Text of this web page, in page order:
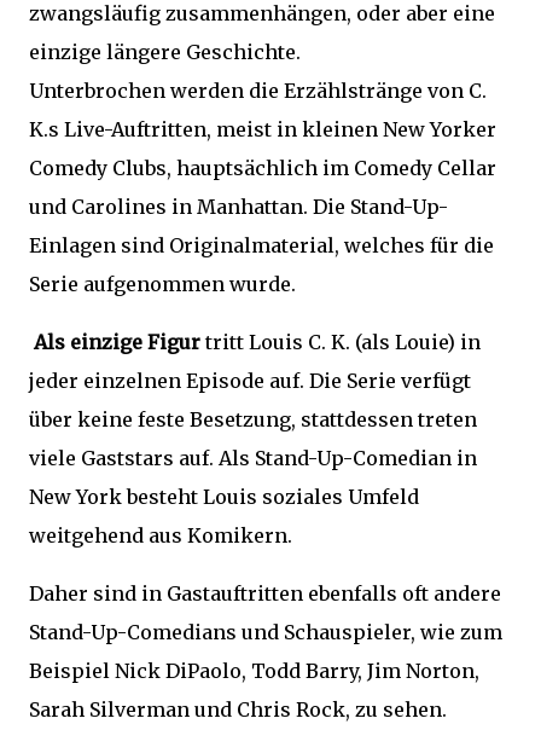
zwangsläufig zusammenhängen, oder aber eine
einzige längere Geschichte.
Unterbrochen werden die Erzählstränge von C.
K.s Live-Auftritten, meist in kleinen New Yorker
Comedy Clubs, hauptsächlich im Comedy Cellar
und Carolines in Manhattan. Die Stand-Up-
Einlagen sind Originalmaterial, welches für die
Serie aufgenommen wurde.
Als einzige Figurtritt Louis C. K. (als Louie) in
jeder einzelnen Episode auf. Die Serie verfügt
über keine feste Besetzung, stattdessen treten
viele Gaststars auf. Als Stand-Up-Comedian in
New York besteht Louis soziales Umfeld
weitgehend aus Komikern.
Daher sind in Gastauftritten ebenfalls oft andere
Stand-Up-Comedians und Schauspieler, wie zum
Beispiel Nick DiPaolo, Todd Barry, Jim Norton,
Sarah Silverman und Chris Rock, zu sehen.